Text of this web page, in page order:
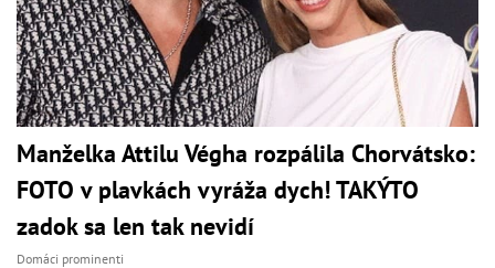
Manželka Attilu Végha rozpálila Chorvátsko:
FOTO v plavkách vyráža dych! TAKÝTO
zadok sa len tak nevidí
Domáci prominenti